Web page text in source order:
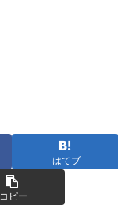
はてブ
コピー